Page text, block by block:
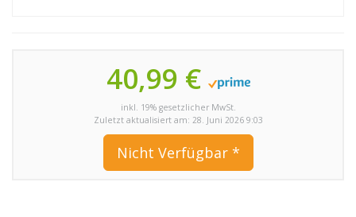
40,99 €
inkl. 19% gesetzlicher MwSt.
Zuletzt aktualisiert am: 28. Juni 2026 9:03
Nicht Verfügbar *